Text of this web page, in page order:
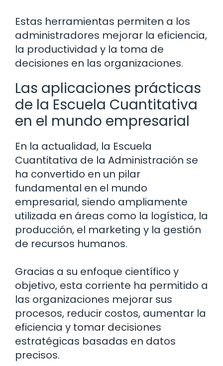
Estas herramientas permiten a los
administradores mejorar la eficiencia,
la productividad y la toma de
decisiones en las organizaciones.
Las aplicaciones prácticas
de la Escuela Cuantitativa
en el mundo empresarial
En la actualidad, la Escuela
Cuantitativa de la Administración se
ha convertido en un pilar
fundamental en el mundo
empresarial, siendo ampliamente
utilizada en áreas como la logística, la
producción, el marketing y la gestión
de recursos humanos.
Gracias a su enfoque científico y
objetivo, esta corriente ha permitido a
las organizaciones mejorar sus
procesos, reducir costos, aumentar la
eficiencia y tomar decisiones
estratégicas basadas en datos
precisos.